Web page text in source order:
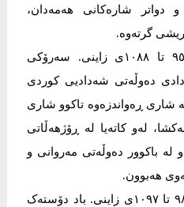
و دواتر شارەکانی ھەمەدان،
گرتەوە.
دەوڵەتی شەدادی: ساڵئ ٩٥١ تا ١٠٨٨ی زاینی. سەرۆکی
دەوڵەتی شەدادیی کوردی
شاری ڕەواندزەوە تاکوو شاری
لەو کاتەیا لە ڕۆژھەڵاتی
لە باکوور دەوڵەتی مەروانی و
ھەبوون.
مێرنشینی مەروانی: ساڵی ٩٨٥ تا ١٠٩٧ی زاینی. باد دۆستەک